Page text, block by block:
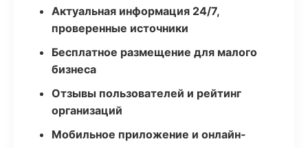
Актуальная информация 24/7,
проверенные источники
Бесплатное размещение для малого
бизнеса
Отзывы пользователей и рейтинг
организаций
Мобильное приложение и онлайн-